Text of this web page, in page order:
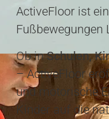
ActiveFloor ist
Fußbewegungen
Ob inSchulen,
– ActiveFloor
und motorische
Kinder auf die